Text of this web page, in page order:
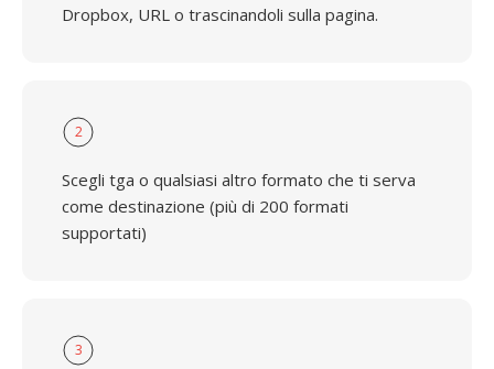
Dropbox, URL o trascinandoli sulla pagina.
2
Scegli tga o qualsiasi altro formato che ti serva
come destinazione (più di 200 formati
supportati)
3